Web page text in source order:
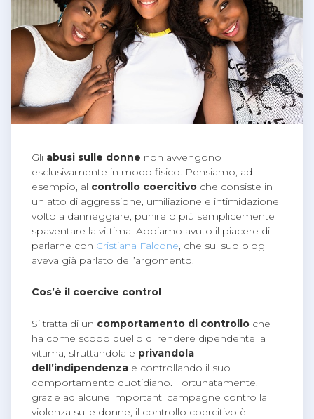
Gli abusi sulle donne non avvengono
esclusivamente in modo fisico. Pensiamo, ad
esempio, al controllo coercitivo che consiste in
un atto di aggressione, umiliazione e intimidazione
volto a danneggiare, punire o più semplicemente
spaventare la vittima. Abbiamo avuto il piacere di
parlarne con Cristiana Falcone, che sul suo blog
aveva già parlato dell’argomento.
Cos’è il coercive control
Si tratta di un comportamento di controllo che
ha come scopo quello di rendere dipendente la
vittima, sfruttandola e privandola
dell’indipendenza e controllando il suo
comportamento quotidiano. Fortunatamente,
grazie ad alcune importanti campagne contro la
violenza sulle donne, il controllo coercitivo è